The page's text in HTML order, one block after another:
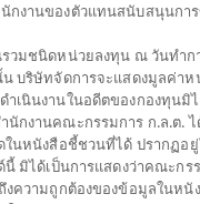
ดไทยพาณิชย์หุ้นญี่ปุ่
งินปันผล)
กงานของตัวแทนสนับสนุนกา
วมชนิดหน่วยลงทุน ณ วันทำ
บริษัทจัดการจะแสดงมูลค่า
ำเนินงานในอดีตของกองทุนมิ
นักงานคณะกรรมการ ก.ล.ต.
ในหนังสือชี้ชวนที่ได้ ปรากฏอ
นี้ มิได้เป็นการแสดงว่าคณะก
งความถูกต้องของข้อมูลในห